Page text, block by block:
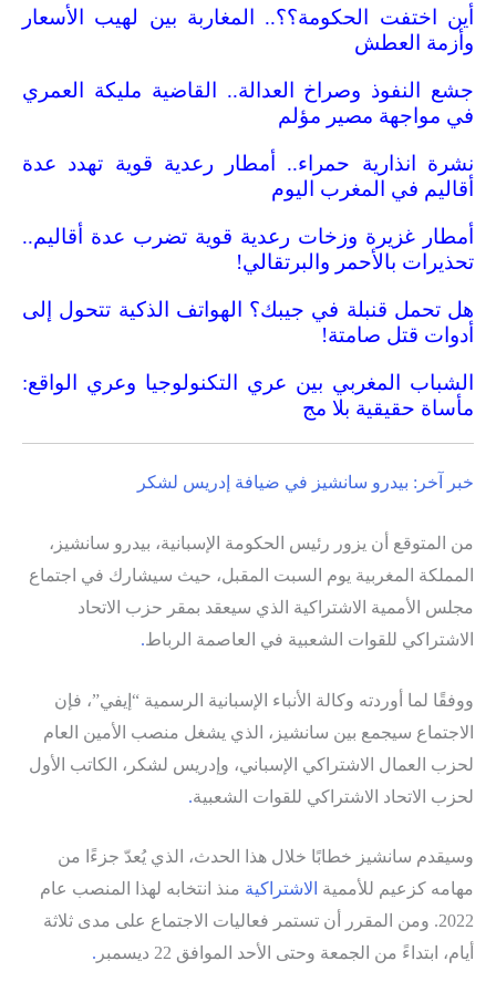
أين اختفت الحكومة؟؟.. المغاربة بين لهيب الأسعار
وأزمة العطش
جشع النفوذ وصراخ العدالة.. القاضية مليكة العمري
في مواجهة مصير مؤلم
نشرة انذارية حمراء.. أمطار رعدية قوية تهدد عدة
أقاليم في المغرب اليوم
أمطار غزيرة وزخات رعدية قوية تضرب عدة أقاليم..
تحذيرات بالأحمر والبرتقالي!
هل تحمل قنبلة في جيبك؟ الهواتف الذكية تتحول إلى
أدوات قتل صامتة!
الشباب المغربي بين عري التكنولوجيا وعري الواقع:
مأساة حقيقية بلا مج
خبر آخر: بيدرو سانشيز في ضيافة إدريس لشكر
من المتوقع أن يزور رئيس الحكومة الإسبانية، بيدرو سانشيز،
المملكة المغربية يوم السبت المقبل، حيث سيشارك في اجتماع
مجلس الأممية الاشتراكية الذي سيعقد بمقر حزب الاتحاد
الاشتراكي للقوات الشعبية في العاصمة الرباط.
ووفقًا لما أوردته وكالة الأنباء الإسبانية الرسمية “إيفي”، فإن
الاجتماع سيجمع بين سانشيز، الذي يشغل منصب الأمين العام
لحزب العمال الاشتراكي الإسباني، وإدريس لشكر، الكاتب الأول
لحزب الاتحاد الاشتراكي للقوات الشعبية.
وسيقدم سانشيز خطابًا خلال هذا الحدث، الذي يُعدّ جزءًا من
مهامه كزعيم للأممية الاشتراكية منذ انتخابه لهذا المنصب عام
2022. ومن المقرر أن تستمر فعاليات الاجتماع على مدى ثلاثة
أيام، ابتداءً من الجمعة وحتى الأحد الموافق 22 ديسمبر
.